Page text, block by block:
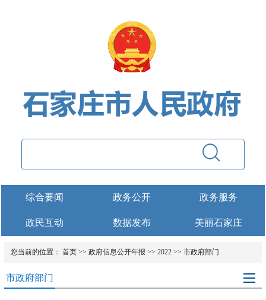
综合要闻 政务公开 政务服务
政民互动 数据发布 美丽石家庄
您当前的位置： 首页 >> 政府信息公开年报 >> 2022>> 市政府部门
市政府部门